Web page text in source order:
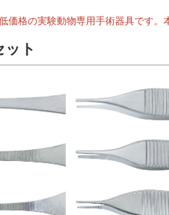
価格の実験動物専用手術器具です。
ット